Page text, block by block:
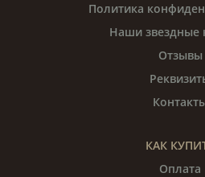
Политика
Наши звездные
Отзывы
КАК
Оплата